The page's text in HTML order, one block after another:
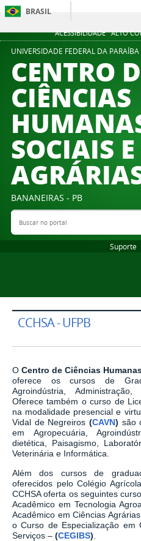
ACESSIBILIDADE ALTO
BRASIL
UNIVERSIDADE FEDERAL DA PARAÍBA
CENTRO
CIÊNCIAS
SOCIAIS E
BANANEIRAS - PB
Buscar no portal
Suporte
CCHSA - UFPB
O Centro de Ciências
oferece os cursos de
Agroindústria,
Oferece também o curso de
na modalidade presencial e
Vidal de Negreiros (CAVN) são
em Agropecuária,
dietética, Paisagismo,
Veterinária e Informática.
Além dos cursos de
oferecidos pelo Colégio
CCHSA oferta os seguintes
Acadêmico em Tecnologia
Acadêmico em Ciências
o Curso de Especialização
Serviços – (CEGIBS)